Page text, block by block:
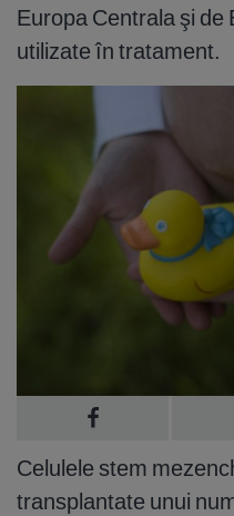
Europa Centrala şi
utilizate în tratament.
Celulele stem
transplantate unui